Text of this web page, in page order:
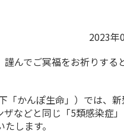
2023年
んでご冥福をお祈りする
「かんぽ生命」）では、
などと同じ「5類感染症
します。